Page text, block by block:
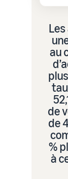
au
de
de
%
à